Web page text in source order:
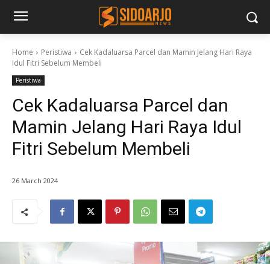
Home Peristiwa
Cek Kadaluarsa Parcel dan Mamin Jelang Hari Raya
Idul Fitri Sebelum Membeli
Peristiwa
Cek Kadaluarsa Parcel dan
Mamin Jelang Hari Raya Idul
Fitri Sebelum Membeli
26 March 2024